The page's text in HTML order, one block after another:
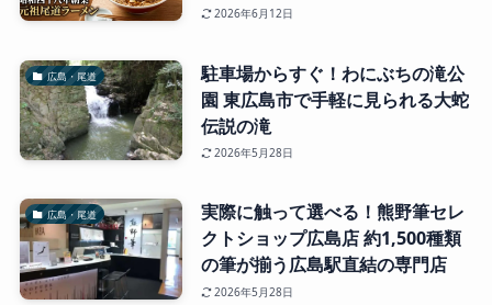
2026年6月12日
広島・尾道
駐車場からすぐ！わにぶちの滝公
園 東広島市で手軽に見られる大蛇
伝説の滝
2026年5月28日
広島・尾道
実際に触って選べる！熊野筆セレ
クトショップ広島店 約1,500種類
の筆が揃う広島駅直結の専門店
2026年5月28日